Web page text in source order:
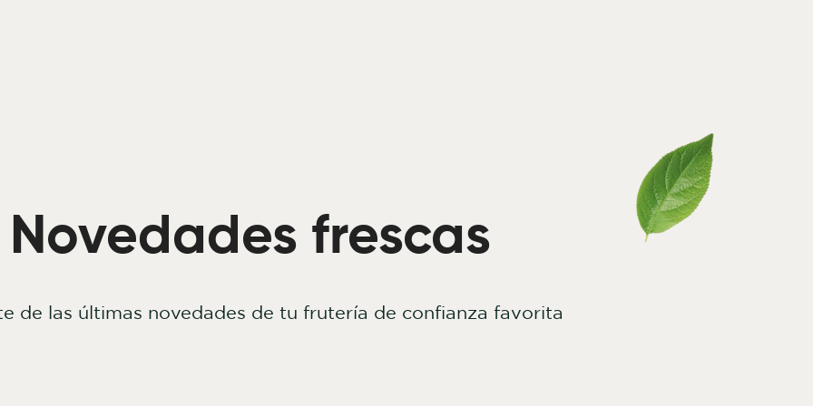
Novedades frescas
de las últimas novedades de tu frutería de confianza favorita